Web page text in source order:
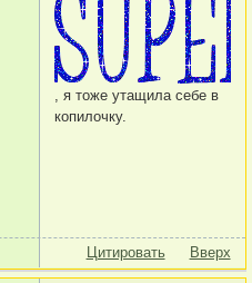
, я тоже утащила себе в
копилочку.
Цитировать Вверх